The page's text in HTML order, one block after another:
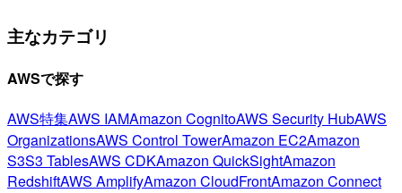
主なカテゴリ
AWSで探す
AWS特集AWS IAMAmazon CognitoAWS Security HubAWS
OrganizationsAWS Control TowerAmazon EC2Amazon
S3S3 TablesAWS CDKAmazon QuickSightAmazon
RedshiftAWS AmplifyAmazon CloudFrontAmazon Connect